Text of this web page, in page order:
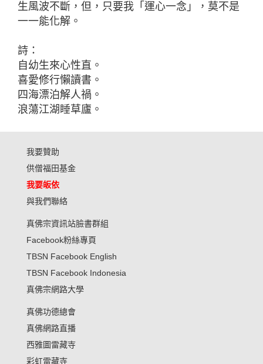
生風波不斷，但，只要我「運心一念」，莫不是
一一能化解。
詩：
自幼生來心性直。
喜愛修行懶讀書。
四海漂泊解人禍。
浪蕩江湖睡草廬。
我要贊助
供僧福田基金
我要皈依
與我們聯絡
真佛宗資訊站臉書群組
Facebook粉絲專頁
TBSN Facebook English
TBSN Facebook Indonesia
真佛宗網路大學
真佛功德總會
真佛網路直播
西雅圖雷藏寺
彩虹雷藏寺